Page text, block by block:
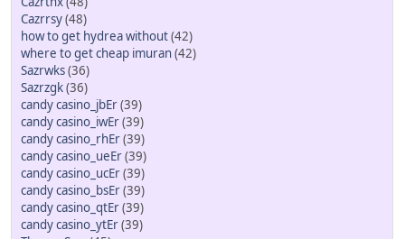
Cazrrsy(48)
how to get hydrea without(42)
where to get cheap imuran(42)
Sazrwks(36)
Sazrzgk(36)
candy casino_jbEr(39)
candy casino_iwEr(39)
candy casino_rhEr(39)
candy casino_ueEr(39)
candy casino_ucEr(39)
candy casino_bsEr(39)
candy casino_qtEr(39)
candy casino_ytEr(39)